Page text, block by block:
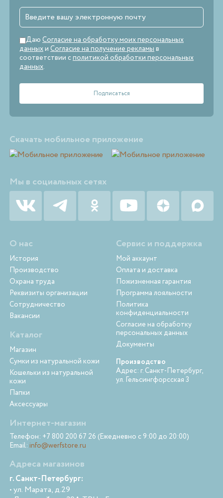
Даю Согласие на обработку моих персональных
данныхи Согласие на получение рекламыв
соответствии сполитикой обработки персональных
данных.
Скачать мобильное приложение
Мы в социальных сетях
О нас
История
Производство
Охрана труда
Реквизиты организации
Сотрудничество
Вакансии
Каталог
Магазин
Сумки из натуральной кожи
Кошельки из натуральной
кожи
Папки
Аксессуары
Сервис и поддержка
Мой аккаунт
Оплата и доставка
Пожизненная гарантия
Программа лояльности
Политика
конфиденциальности
Согласие на обработку
персональных данных
Документы
Производство
Адрес: г. Санкт-Петербург,
ул. Гельсингфорсская 3
Интернет-магазин
Телефон: +7 800 200 67 26 (Ежедневно с 9:00 до 20:00)
Email: info@werfstore.ru
Адреса магазинов
г. Санкт-Петербург:
• ул. Марата, д.29